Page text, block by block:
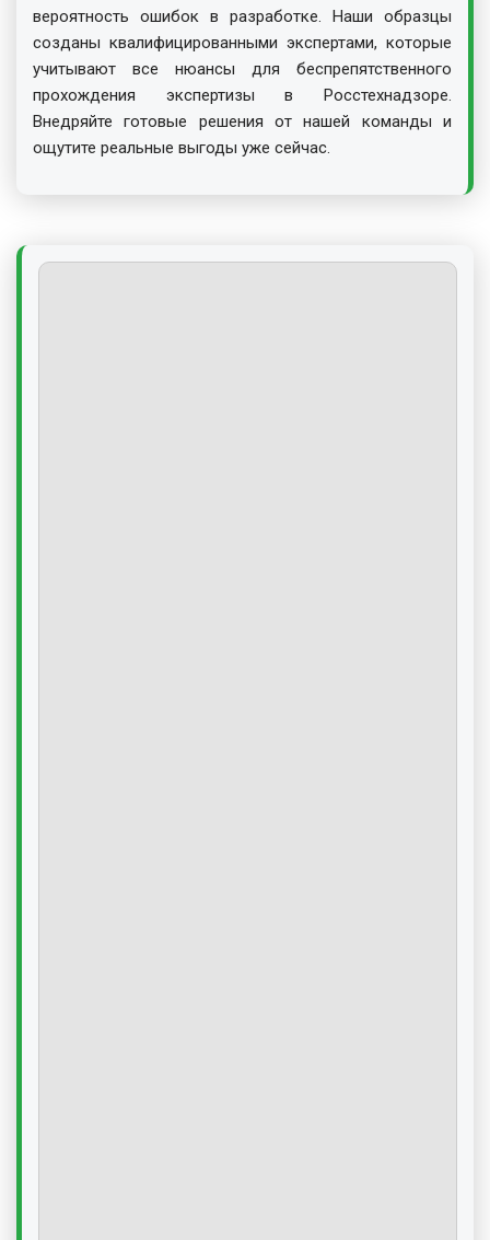
вероятность ошибок в разработке. Наши образцы
созданы квалифицированными экспертами, которые
учитывают все нюансы для беспрепятственного
прохождения экспертизы в Росстехнадзоре.
Внедряйте готовые решения от нашей команды и
ощутите реальные выгоды уже сейчас.